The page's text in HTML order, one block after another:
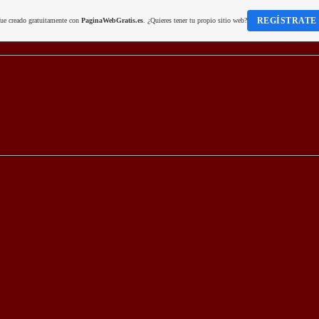
creado gratuitamente con PaginaWebGratis.es. ¿Quieres tener tu propio sitio web? REGÍSTRATE